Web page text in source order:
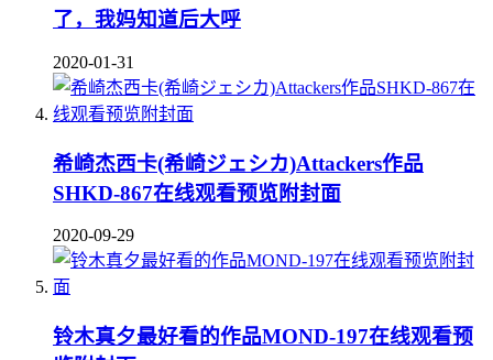
了，我妈知道后大呼
2020-01-31
希崎杰西卡(希崎ジェシカ)Attackers作品
SHKD-867在线观看预览附封面
2020-09-29
铃木真夕最好看的作品MOND-197在线观看预